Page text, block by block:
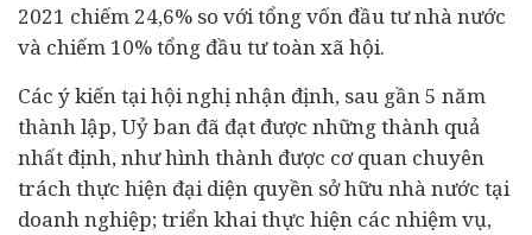
2021 chiếm 24,6% so với tổng vốn đầu tư nhà nước
và chiếm 10% tổng đầu tư toàn xã hội.
Các ý kiến tại hội nghị nhận định, sau gần 5 năm
thành lập, Uỷ ban đã đạt được những thành quả
nhất định, như hình thành được cơ quan chuyên
trách thực hiện đại diện quyền sở hữu nhà nước tại
doanh nghiệp; triển khai thực hiện các nhiệm vụ,